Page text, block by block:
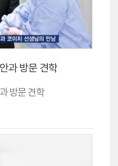
과 방문 견학
방문 견학